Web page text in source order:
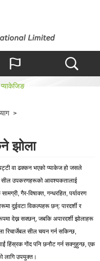
>
झोला
वा ढक्कन भएको प्याकेज हो जसले
सील उपकरणहरूको आवश्यकतालाई
गैर-विषाक्त, गन्धरहित, पर्यावरण
दुईवटा विकल्पहरू छन्: पारदर्शी र
देख्न सक्छन्, जबकि अपारदर्शी झोलाहरू
रिचार्जेबल सील चयन गर्न सकिन्छ,
हिंस्रक गोंद पनि छनौट गर्न सक्नुहुन्छ, एक
लागि उपयुक्त।